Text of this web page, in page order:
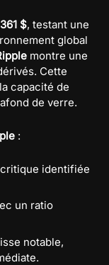
$, testant une
global
montre une
Cette
capacité de
de verre.
:
critique identifiée
un ratio
notable,